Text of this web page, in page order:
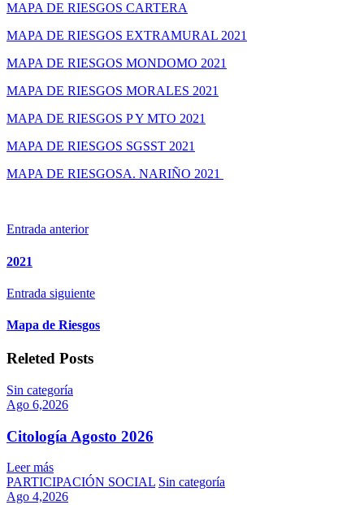
MAPA DE RIESGOS CARTERA
MAPA DE RIESGOS EXTRAMURAL 2021
MAPA DE RIESGOS MONDOMO 2021
MAPA DE RIESGOS MORALES 2021
MAPA DE RIESGOS P Y MTO 2021
MAPA DE RIESGOS SGSST 2021
MAPA DE RIESGOSA. NARIÑO 2021
Entrada anterior
2021
Entrada siguiente
Mapa de Riesgos
Releted Posts
Sin categoría
Ago 6,2026
Citología Agosto 2026
Leer más
PARTICIPACIÓN SOCIAL Sin categoría
Ago 4,2026